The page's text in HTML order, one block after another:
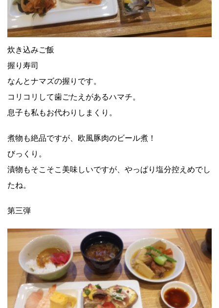
炊き込みご飯
握り寿司
なんとナマズの握りです。
コリコリして歯ごたえがあるハマチ。
息子も私もお代わりしまくり。
煮物も絶品ですが、欧風豚肉のビール煮！
びっくり。
漬物もそこそこ美味しいですが、やっぱり塩分控えめでし
たね。
第三弾